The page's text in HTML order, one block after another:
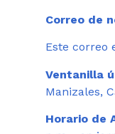
Correo de
Este correo
Ventanilla
Manizales,
Horario de